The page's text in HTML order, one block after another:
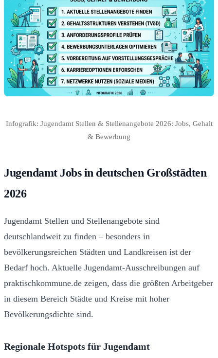
Infografik: Jugendamt Stellen & Stellenangebote 2026: Jobs, Gehalt
& Bewerbung
Jugendamt Jobs in deutschen Großstädten
2026
Jugendamt Stellen und Stellenangebote sind
deutschlandweit zu finden – besonders in
bevölkerungsreichen Städten und Landkreisen ist der
Bedarf hoch. Aktuelle Jugendamt-Ausschreibungen auf
praktischkommune.de zeigen, dass die größten Arbeitgeber
in diesem Bereich Städte und Kreise mit hoher
Bevölkerungsdichte sind.
Regionale Hotspots für Jugendamt